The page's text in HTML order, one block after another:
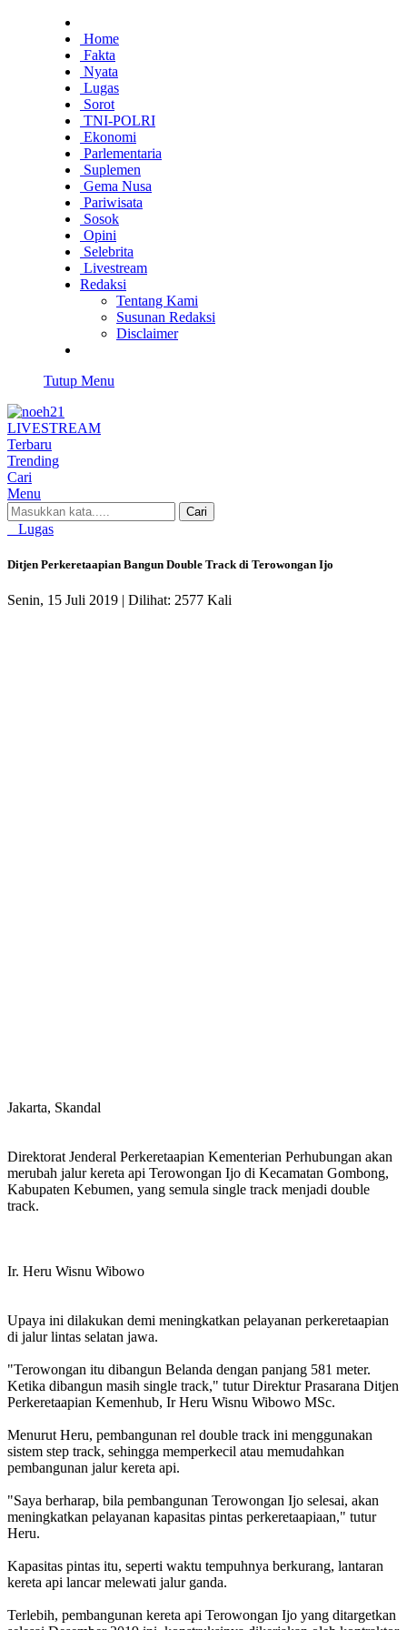
Home
Fakta
Nyata
Lugas
Sorot
TNI-POLRI
Ekonomi
Parlementaria
Suplemen
Gema Nusa
Pariwisata
Sosok
Opini
Selebrita
Livestream
Redaksi
Tentang Kami
Susunan Redaksi
Disclaimer
Tutup Menu
LIVESTREAM
Terbaru
Trending
Cari
Menu
Cari
Lugas
Ditjen Perkeretaapian Bangun Double Track di Terowongan Ijo
Senin, 15 Juli 2019 | Dilihat: 2577 Kali
Jakarta, Skandal
Direktorat Jenderal Perkeretaapian Kementerian Perhubungan akan
merubah jalur kereta api Terowongan Ijo di Kecamatan Gombong,
Kabupaten Kebumen, yang semula single track menjadi double
track.
Ir. Heru Wisnu Wibowo
Upaya ini dilakukan demi meningkatkan pelayanan perkeretaapian
di jalur lintas selatan jawa.
"Terowongan itu dibangun Belanda dengan panjang 581 meter.
Ketika dibangun masih single track," tutur Direktur Prasarana Ditjen
Perkeretaapian Kemenhub, Ir Heru Wisnu Wibowo MSc.
Menurut Heru, pembangunan rel double track ini menggunakan
sistem step track, sehingga memperkecil atau memudahkan
pembangunan jalur kereta api.
"Saya berharap, bila pembangunan Terowongan Ijo selesai, akan
meningkatkan pelayanan kapasitas pintas perkeretaapiaan," tutur
Heru.
Kapasitas pintas itu, seperti waktu tempuhnya berkurang, lantaran
kereta api lancar melewati jalur ganda.
Terlebih, pembangunan kereta api Terowongan Ijo yang ditargetkan